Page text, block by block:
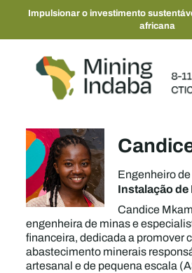
Impulsionar o investimento
africana
Engenheiro
Instalação
Candice
engenheira de minas e
financeira, dedicada a promover
abastecimento minerais
artesanal e de pequena escala